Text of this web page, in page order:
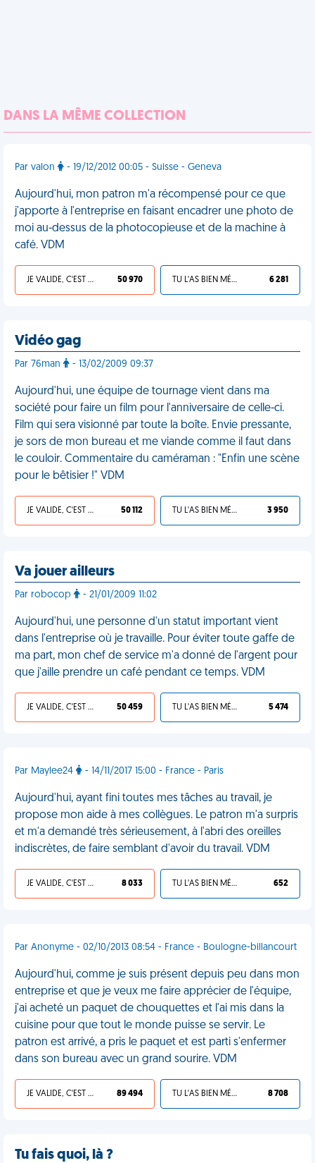
DANS LA MÊME COLLECTION
Par valon - 19/12/2012 00:05 - Suisse - Geneva
Aujourd'hui, mon patron m'a récompensé pour ce que
j'apporte à l'entreprise en faisant encadrer une photo de
moi au-dessus de la photocopieuse et de la machine à
café. VDM
JE VALIDE, C'EST UNE VDM 50 970 TU L'AS BIEN MÉRITÉ 6 281
Vidéo gag
Par 76man - 13/02/2009 09:37
Aujourd'hui, une équipe de tournage vient dans ma
société pour faire un film pour l'anniversaire de celle-ci.
Film qui sera visionné par toute la boîte. Envie pressante,
je sors de mon bureau et me viande comme il faut dans
le couloir. Commentaire du caméraman : "Enfin une scène
pour le bêtisier !" VDM
JE VALIDE, C'EST UNE VDM 50 112 TU L'AS BIEN MÉRITÉ 3 950
Va jouer ailleurs
Par robocop - 21/01/2009 11:02
Aujourd'hui, une personne d'un statut important vient
dans l'entreprise où je travaille. Pour éviter toute gaffe de
ma part, mon chef de service m'a donné de l'argent pour
que j'aille prendre un café pendant ce temps. VDM
JE VALIDE, C'EST UNE VDM 50 459 TU L'AS BIEN MÉRITÉ 5 474
Par Maylee24 - 14/11/2017 15:00 - France - Paris
Aujourd'hui, ayant fini toutes mes tâches au travail, je
propose mon aide à mes collègues. Le patron m'a surpris
et m'a demandé très sérieusement, à l'abri des oreilles
indiscrètes, de faire semblant d'avoir du travail. VDM
JE VALIDE, C'EST UNE VDM 8 033 TU L'AS BIEN MÉRITÉ 652
Par Anonyme - 02/10/2013 08:54 - France - Boulogne-billancourt
Aujourd'hui, comme je suis présent depuis peu dans mon
entreprise et que je veux me faire apprécier de l'équipe,
j'ai acheté un paquet de chouquettes et l'ai mis dans la
cuisine pour que tout le monde puisse se servir. Le
patron est arrivé, a pris le paquet et est parti s'enfermer
dans son bureau avec un grand sourire. VDM
JE VALIDE, C'EST UNE VDM 89 494 TU L'AS BIEN MÉRITÉ 8 708
Tu fais quoi, là ?